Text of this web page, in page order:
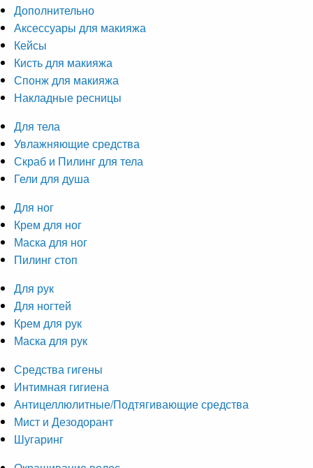
Дополнительно
Аксессуары для макияжа
Кейсы
Кисть для макияжа
Спонж для макияжа
Накладные ресницы
Для тела
Увлажняющие средства
Скраб и Пилинг для тела
Гели для душа
Для ног
Крем для ног
Маска для ног
Пилинг стоп
Для рук
Для ногтей
Крем для рук
Маска для рук
Средства гигены
Интимная гигиена
Антицеллюлитные/Подтягивающие средства
Мист и Дезодорант
Шугаринг